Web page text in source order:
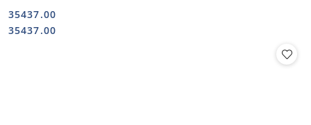
Cena:
35437.00
Cena:
35437.00